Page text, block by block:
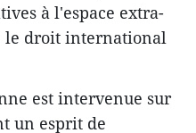
à l'espace extra-
le droit international
est intervenue sur
un esprit de